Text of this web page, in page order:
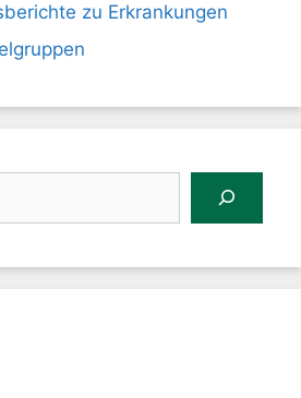
zu Erkrankungen